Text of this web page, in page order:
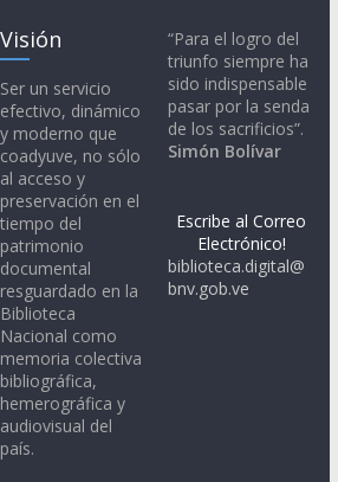
Visión
Ser un servicio
efectivo, dinámico
y moderno que
coadyuve, no sólo
al acceso y
preservación en el
tiempo del
patrimonio
documental
resguardado en la
Biblioteca
Nacional como
memoria colectiva
bibliográfica,
hemerográfica y
audiovisual del
país.
“Para el logro del
triunfo siempre ha
sido indispensable
pasar por la senda
de los sacrificios”.
Simón Bolívar
Escribe al Correo
Electrónico!
biblioteca.digital@
bnv.gob.ve